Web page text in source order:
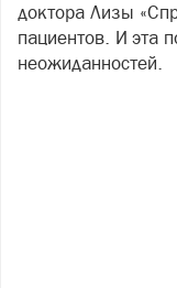
доктора Лизы
пациентов. И эта
неожиданностей.